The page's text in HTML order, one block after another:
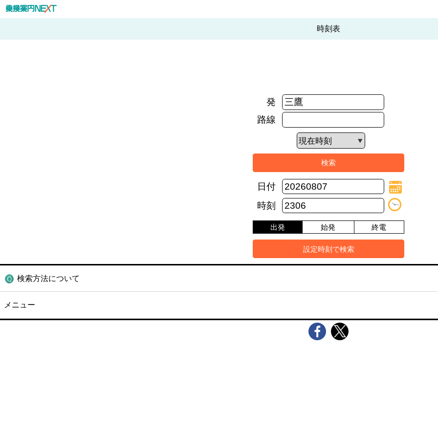
時刻表
発
路線
日付
時刻
出発 始発 終電
検索方法について
メニュー